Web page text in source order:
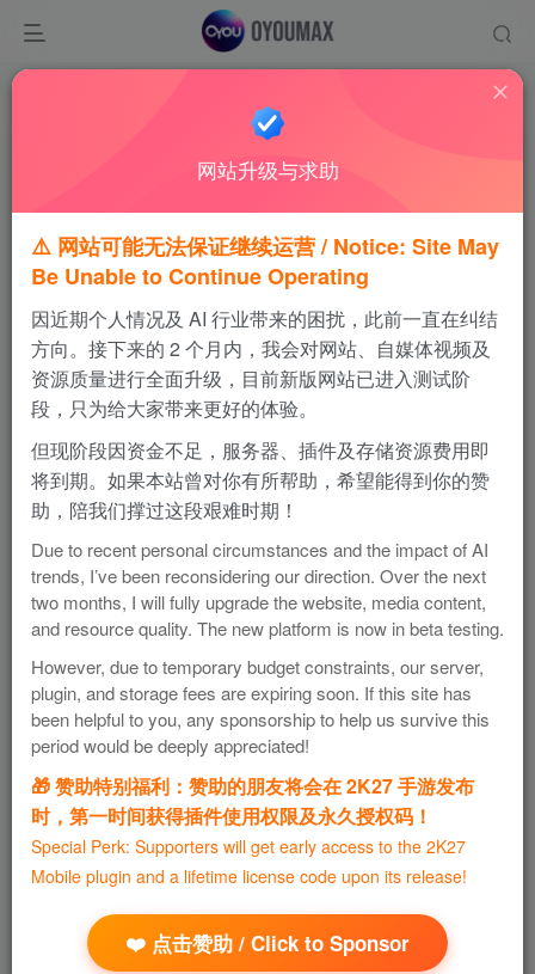
PokeMMO 口袋妖怪
玩家自制版口袋妖怪
支持系统
iOS
版本
通用版
98 MB
3497 1
2.添加中文语言包
（对应rom包与中文语言包请直接在手机上下载）
POKEMMO 官网ipa文件下载地址：
https://pokemmo.com/downloads/?local=zh
资源下载
网站升级与求助
⚠️ 网站可能无法保证继续运营 / Notice: Site May
Be Unable to Continue Operating
因近期个人情况及 AI 行业带来的困扰，此前一直在纠结
方向。接下来的 2 个月内，我会对网站、自媒体视频及
资源质量进行全面升级，目前新版网站已进入测试阶
段，只为给大家带来更好的体验。
但现阶段因资金不足，服务器、插件及存储资源费用即
将到期。如果本站曾对你有所帮助，希望能得到你的赞
助，陪我们撑过这段艰难时期！
Due to recent personal circumstances and the impact of AI
trends, I’ve been reconsidering our direction. Over the next
two months, I will fully upgrade the website, media content,
and resource quality. The new platform is now in beta testing.
However, due to temporary budget constraints, our server,
plugin, and storage fees are expiring soon. If this site has
been helpful to you, any sponsorship to help us survive this
period would be deeply appreciated!
🎁 赞助特别福利：赞助的朋友将会在 2K27 手游发布
时，第一时间获得插件使用权限及永久授权码！
Special Perk: Supporters will get early access to the 2K27
Mobile plugin and a lifetime license code upon its release!
❤️ 点击赞助 / Click to Sponsor